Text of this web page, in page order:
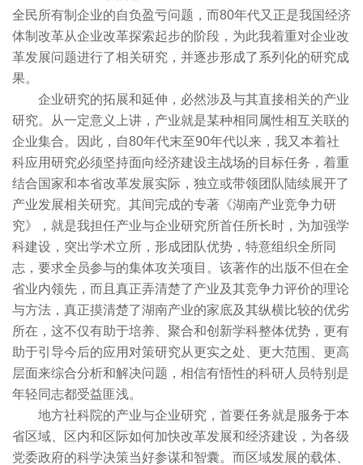
全民所有制企业的自负盈亏问题，而80年代又正是我国经济
体制改革从企业改革探索起步的阶段，为此我着重对企业改
革发展问题进行了相关研究，并逐步形成了系列化的研究成
果。
企业研究的拓展和延伸，必然涉及与其直接相关的产业
研究。从一定意义上讲，产业就是某种相同属性相互关联的
企业集合。因此，自80年代末至90年代以来，我又本着社
科应用研究必须坚持面向经济建设主战场的目标任务，着重
结合国家和本省改革发展实际，独立或带领团队陆续展开了
产业发展相关研究。其间完成的专著《湖南产业竞争力研
究》，就是我担任产业与企业研究所首任所长时，为加强学
科建设，突出学术立所，形成团队优势，特意组织全所同
志，要求全员参与的集体攻关项目。该著作的出版不但在全
省业内领先，而且真正弄清楚了产业及其竞争力评价的理论
与方法，真正摸清楚了湖南产业的家底及其纵横比较的优劣
所在，这不仅有助于培养、聚合和创新学科整体优势，更有
助于引导今后的应用对策研究从更实之处、更大范围、更高
层面来综合分析和解决问题，相信有悟性的科研人员特别是
年轻同志都受益匪浅。
地方社科院的产业与企业研究，首要任务就是服务于本
省区域、区内和区际如何加快改革发展和经济建设，为各级
党委政府的科学决策当好参谋和智囊。而区域发展的载体、